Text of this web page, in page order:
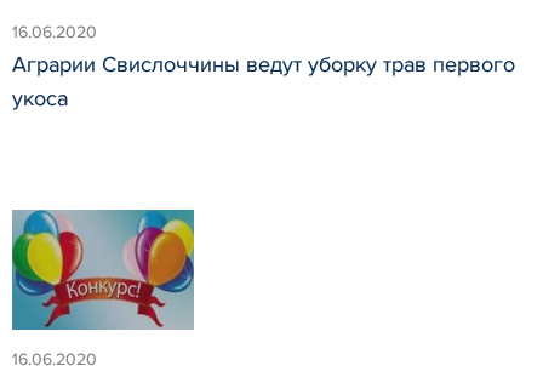
16.06.2020
Аграрии Свислоччины ведут уборку трав первого
укоса
16.06.2020